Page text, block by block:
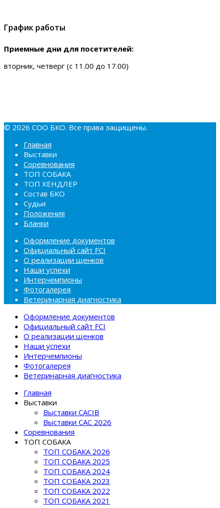
Зав. и вл. Белова Ю.
ENCI WINNER 2026 - JCAC, JCACIB, JBOB, JBIS
II GROUPS, JWW, JBOB
NEZHNY ZVER SIVERKO, зав. Полидовец Т.,, вл. Khareuski
График работы
Приемные дни для посетителей:
вторник, четверг (с 11.00 до 17.00)
© 2026 СОО БКО. Все права защищены.
Главная
Выставки
Соревнования
ТОП СОБАКА
ТОП ХЕНДЛЕР
Состав БКО
Судьи
Положения
Бланки
Оформление документов
Официальный сайт FCI
О реализации щенков
Наши успехи
Интерчемпионы
Фотогалерея
Ветеринарная диагностика
Оформление документов
Официальный сайт FCI
О реализации щенков
Наши успехи
Интерчемпионы
Фотогалерея
Ветеринарная диагностика
Главная
Выставки
Выставки CACIB
Выставки САС 2026
Соревнования
ТОП СОБАКА
ТОП СОБАКА 2026
ТОП СОБАКА 2025
ТОП СОБАКА 2024
ТОП СОБАКА 2023
ТОП СОБАКА 2022
ТОП СОБАКА 2021